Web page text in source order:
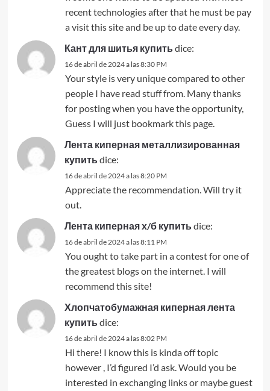
recent technologies after that he must be pay
a visit this site and be up to date every day.
Кант для шитья купить dice:
16 de abril de 2024 a las 8:30 PM
Your style is very unique compared to other
people I have read stuff from. Many thanks
for posting when you have the opportunity,
Guess I will just bookmark this page.
Лента киперная металлизированная
купить dice:
16 de abril de 2024 a las 8:20 PM
Appreciate the recommendation. Will try it
out.
Лента киперная х/б купить dice:
16 de abril de 2024 a las 8:11 PM
You ought to take part in a contest for one of
the greatest blogs on the internet. I will
recommend this site!
Хлопчатобумажная киперная лента
купить dice:
16 de abril de 2024 a las 8:02 PM
Hi there! I know this is kinda off topic
however , I’d figured I’d ask. Would you be
interested in exchanging links or maybe guest